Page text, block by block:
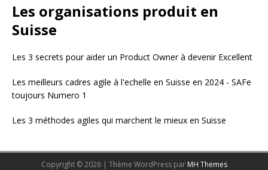
Les organisations produit en
Suisse
Les 3 secrets pour aider un Product Owner à devenir Excellent
Les meilleurs cadres agile à l'echelle en Suisse en 2024 - SAFe
toujours Numero 1
Les 3 méthodes agiles qui marchent le mieux en Suisse
Copyright © 2026 | Thème WordPress par MH Themes